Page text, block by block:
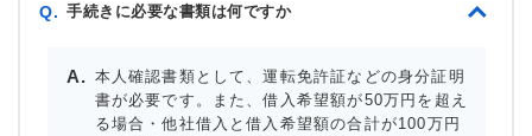
Q. 手続きに必要な書類は何ですか
本人確認書類として、運転免許証などの身分証明
書が必要です。また、借入希望額が50万円を超え
る場合・他社借入と借入希望額の合計が100万円